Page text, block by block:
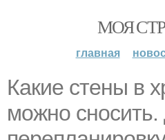
МОЯ
главная
Какие стены в
можно